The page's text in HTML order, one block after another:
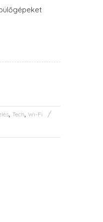
Tech Wi-Fi